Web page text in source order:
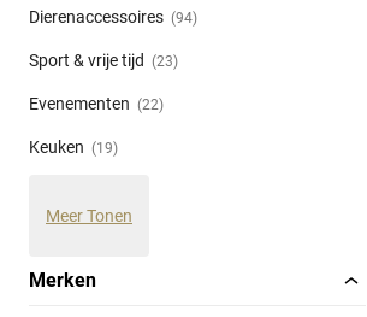
Dierenaccessoires (94)
Sport & vrije tijd (23)
Evenementen (22)
Keuken (19)
Meer Tonen
Merken